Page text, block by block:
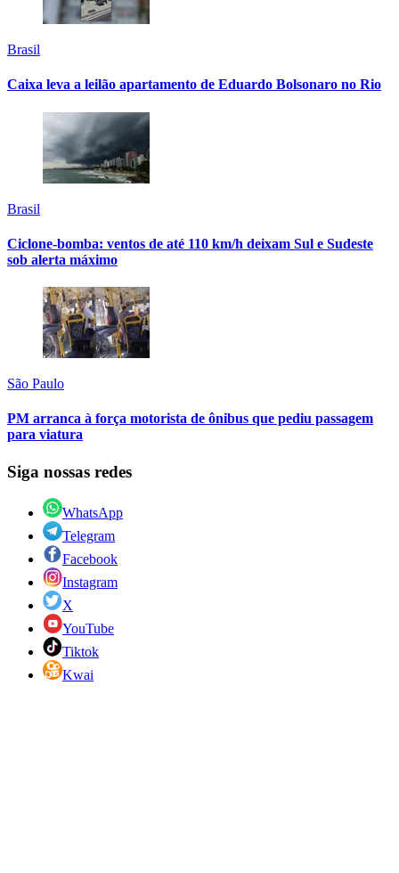
Brasil
Caixa leva a leilão apartamento de Eduardo Bolsonaro no Rio
Brasil
Ciclone-bomba: ventos de até 110 km/h deixam Sul e Sudeste
sob alerta máximo
São Paulo
PM arranca à força motorista de ônibus que pediu passagem
para viatura
Siga nossas redes
WhatsApp
Telegram
Facebook
Instagram
X
YouTube
Tiktok
Kwai